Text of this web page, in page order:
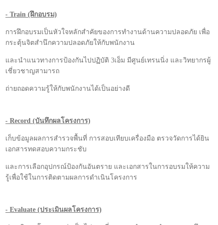
- Train (ฝึกอบรม)
การฝึกอบรมเป็นหัวใจหลักสำคัยของการทำงานด้านความปลอดภัย เพื่อ
กระตุ้นจิตสำนึกความปลอดภัยให้กับพนักงาน
และนำแนวทางการป้องกันไปปฏิบัติ 3เอ็ม มีศูนย์เทรนนิ่ง และวิทยากรผู้
เชี่ยวชาญสามารถ
ถ่ายถอดความรู้ให้กับพนักงานได้เป็นอย่างดี
- Record (บันทึกผลโครงการ)
เก็บข้อมูลผลการสำรวจพื้นที่ การสอบเทียบเครื่องมือ ตรวจวัดการได้ยิน
เอกสารทดสอบความกระชับ
และการเลือกอุปกรณ์ป้องกันอันตราย และเอกสารในการอบรมให้ความ
รู้เพื่อใช้ในการติดตามผลการดำเนินโครงการ
- Evaluate (ประเมินผลโครงการ)